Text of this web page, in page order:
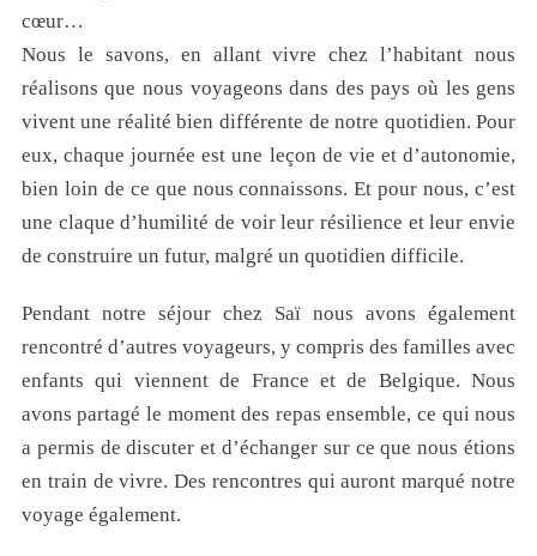
cœur…
Nous le savons, en allant vivre chez l’habitant nous
réalisons que nous voyageons dans des pays où les gens
vivent une réalité bien différente de notre quotidien. Pour
eux, chaque journée est une leçon de vie et d’autonomie,
bien loin de ce que nous connaissons. Et pour nous, c’est
une claque d’humilité de voir leur résilience et leur envie
de construire un futur, malgré un quotidien difficile.
Pendant notre séjour chez Saï nous avons également
rencontré d’autres voyageurs, y compris des familles avec
enfants qui viennent de France et de Belgique. Nous
avons partagé le moment des repas ensemble, ce qui nous
a permis de discuter et d’échanger sur ce que nous étions
en train de vivre. Des rencontres qui auront marqué notre
voyage également.